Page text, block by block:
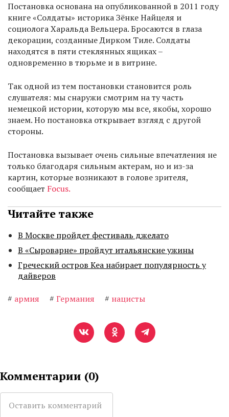
Постановка основана на опубликованной в 2011 году
книге «Солдаты» историка Зёнке Найцеля и
социолога Харальда Вельцера. Бросаются в глаза
декорации, созданные Дирком Тиле. Солдаты
находятся в пяти стеклянных ящиках –
одновременно в тюрьме и в витрине.
Так одной из тем постановки становится роль
слушателя: мы снаружи смотрим на ту часть
немецкой истории, которую мы все, якобы, хорошо
знаем. Но постановка открывает взгляд с другой
стороны.
Постановка вызывает очень сильные впечатления не
только благодаря сильным актерам, но и из-за
картин, которые возникают в голове зрителя,
сообщает Focus.
Читайте также
В Москве пройдет фестиваль джелато
В «Сыроварне» пройдут итальянские ужины
Греческий остров Кеа набирает популярность у
дайверов
# армия # Германия # нацисты
Комментарии (0)